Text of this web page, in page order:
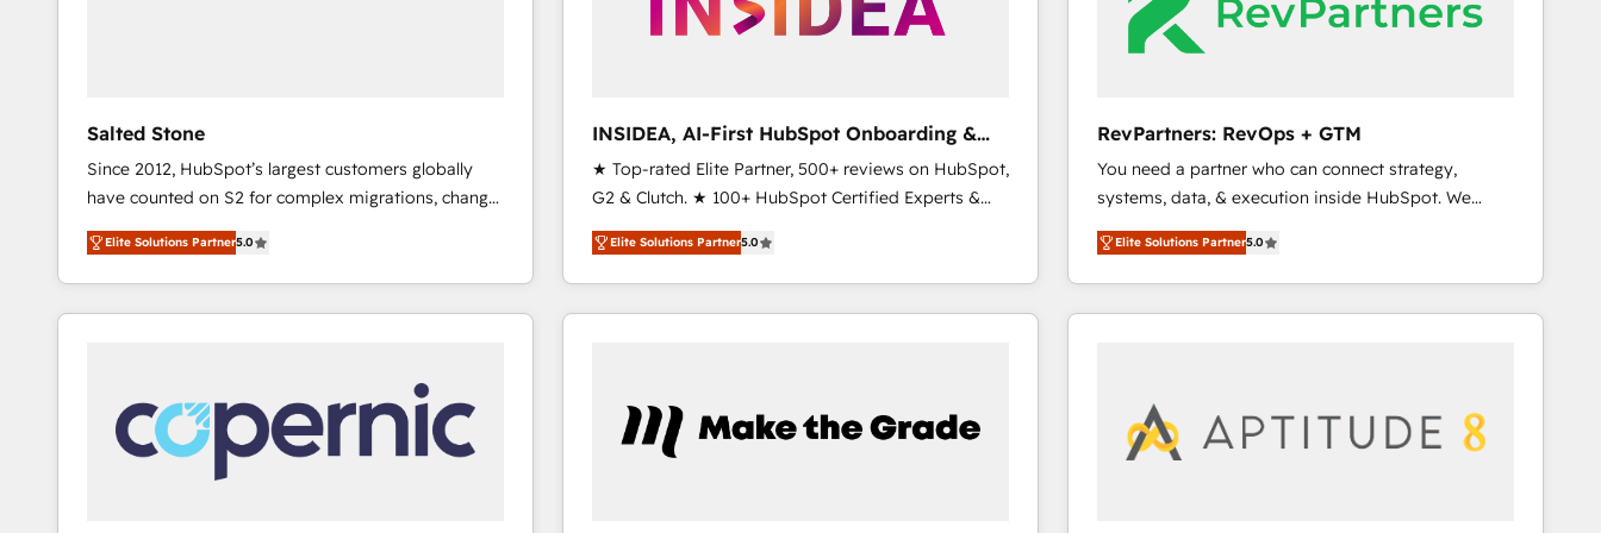
Salted Stone
Since 2012, HubSpot’s largest customers globally
have counted on S2 for complex migrations, change
management, systems integration, and creative
solutions that deliver measurable impact and
transform brand experiences As one of the few full-
service creative agencies in the HubSpot
regionalized HubSpot websites, integrated
marketing campaigns, & RevOps frameworks that
fuel long-term success We connect the entire
customer lifecycle through seamless integrations,
Elite Solutions Partner5.0
INSIDEA, AI-First HubSpot Onboarding &
RevOps
★ Top-rated Elite Partner, 500+ reviews on HubSpot,
G2 & Clutch. ★ 100+ HubSpot Certified Experts &
Trainers across the team ★ 1,500+ implementations
across five continents ★ AI-First, RevOps-led,
Onboarding obsessed ★ Company of the Year
2024/25 INSIDEA helps growing companies turn
your time zone. What we do ➤ Onboarding: Live in
weeks, with workflows built around your business,
Elite Solutions Partner5.0
RevPartners: RevOps + GTM
You need a partner who can connect strategy,
systems, data, & execution inside HubSpot. We
bridge the gap where most agencies fall short by
combining GTM strategy with technical execution to
solve the right problem with the right solution. As the
only firm in the world to hold Elite Partner
market execution. Why B2B Businesses Choose RP: -
Secure: Soc2 compliant 🛡️ - Pricing: Implementations
Elite Solutions Partner5.0